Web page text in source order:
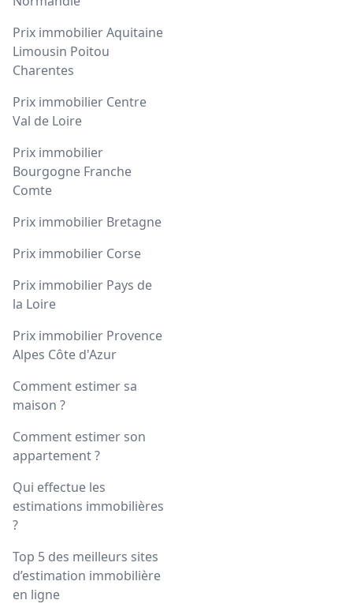
Prix immobilier Aquitaine
Limousin Poitou
Charentes
Prix immobilier Centre
Val de Loire
Prix immobilier
Bourgogne Franche
Comte
Prix immobilier Bretagne
Prix immobilier Corse
Prix immobilier Pays de
la Loire
Prix immobilier Provence
Alpes Côte d'Azur
Comment estimer sa
maison ?
Comment estimer son
appartement ?
Qui effectue les
estimations immobilières
?
Top 5 des meilleurs sites
d’estimation immobilière
en ligne